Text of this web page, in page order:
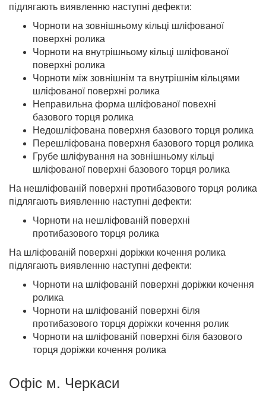
підлягають виявленню наступні дефекти:
Чорноти на зовнішньому кільці шліфованої
поверхні ролика
Чорноти на внутрішньому кільці шліфованої
поверхні ролика
Чорноти між зовнішнім та внутрішнім кільцями
шліфованої поверхні ролика
Неправильна форма шліфованої повехні
базового торця ролика
Недошліфована поверхня базового торця ролика
Перешліфована поверхня базового торця ролика
Грубе шліфування на зовнішньому кільці
шліфованої поверхні базового торця ролика
На нешліфованій поверхні протибазового торця ролика
підлягають виявленню наступні дефекти:
Чорноти на нешліфованій поверхні
протибазового торця ролика
На шліфованій поверхні доріжки кочення ролика
підлягають виявленню наступні дефекти:
Чорноти на шліфованій поверхні доріжки кочення
ролика
Чорноти на шліфованій поверхні біля
протибазового торця доріжки кочення ролик
Чорноти на шліфованій поверхні біля базового
торця доріжки кочення ролика
Офіс м. Черкаси